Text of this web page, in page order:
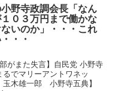
野寺政調会長「なん
０３万円まで働かな
いのか」・・・これ
・・
がまた失言】自民党 小野寺
でマリーアントワネッ
木雄一郎 小野寺五典】